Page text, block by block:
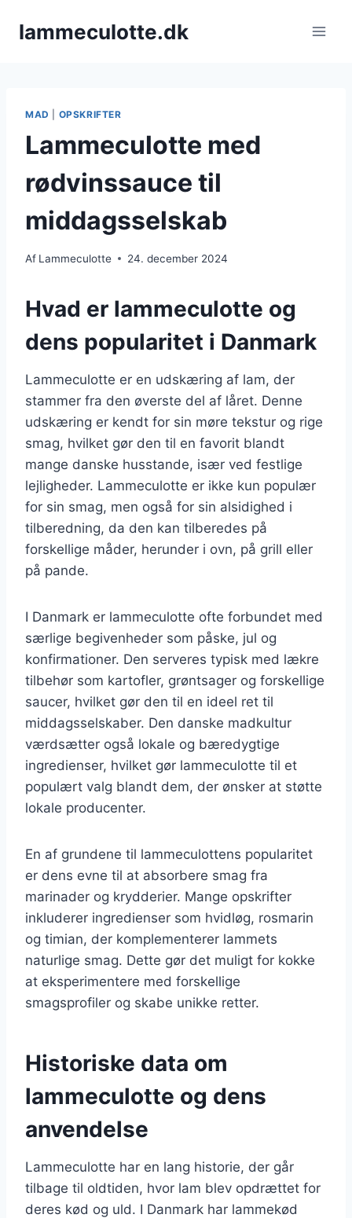
lammeculotte.dk
MAD OPSKRIFTER
Lammeculotte med
rødvinssauce til
middagsselskab
Af Lammeculotte 24. december 2024
Hvad er lammeculotte og
dens popularitet i Danmark
Lammeculotte er en udskæring af lam, der
stammer fra den øverste del af låret. Denne
udskæring er kendt for sin møre tekstur og rige
smag, hvilket gør den til en favorit blandt
mange danske husstande, især ved festlige
lejligheder. Lammeculotte er ikke kun populær
for sin smag, men også for sin alsidighed i
tilberedning, da den kan tilberedes på
forskellige måder, herunder i ovn, på grill eller
på pande.
I Danmark er lammeculotte ofte forbundet med
særlige begivenheder som påske, jul og
konfirmationer. Den serveres typisk med lækre
tilbehør som kartofler, grøntsager og forskellige
saucer, hvilket gør den til en ideel ret til
middagsselskaber. Den danske madkultur
værdsætter også lokale og bæredygtige
ingredienser, hvilket gør lammeculotte til et
populært valg blandt dem, der ønsker at støtte
lokale producenter.
En af grundene til lammeculottens popularitet
er dens evne til at absorbere smag fra
marinader og krydderier. Mange opskrifter
inkluderer ingredienser som hvidløg, rosmarin
og timian, der komplementerer lammets
naturlige smag. Dette gør det muligt for kokke
at eksperimentere med forskellige
smagsprofiler og skabe unikke retter.
Historiske data om
lammeculotte og dens
anvendelse
Lammeculotte har en lang historie, der går
tilbage til oldtiden, hvor lam blev opdrættet for
deres kød og uld. I Danmark har lammekød